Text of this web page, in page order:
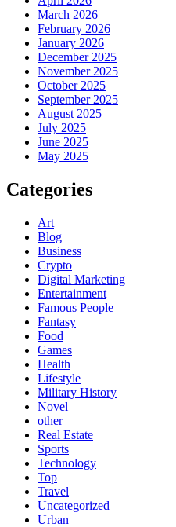
March 2026
February 2026
January 2026
December 2025
November 2025
October 2025
September 2025
August 2025
July 2025
June 2025
May 2025
Categories
Art
Blog
Business
Crypto
Digital Marketing
Entertainment
Famous People
Fantasy
Food
Games
Health
Lifestyle
Military History
Novel
other
Real Estate
Sports
Technology
Top
Travel
Uncategorized
Urban